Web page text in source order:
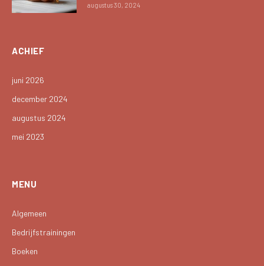
augustus 30, 2024
ACHIEF
juni 2026
december 2024
augustus 2024
mei 2023
MENU
Algemeen
Bedrijfstrainingen
Boeken